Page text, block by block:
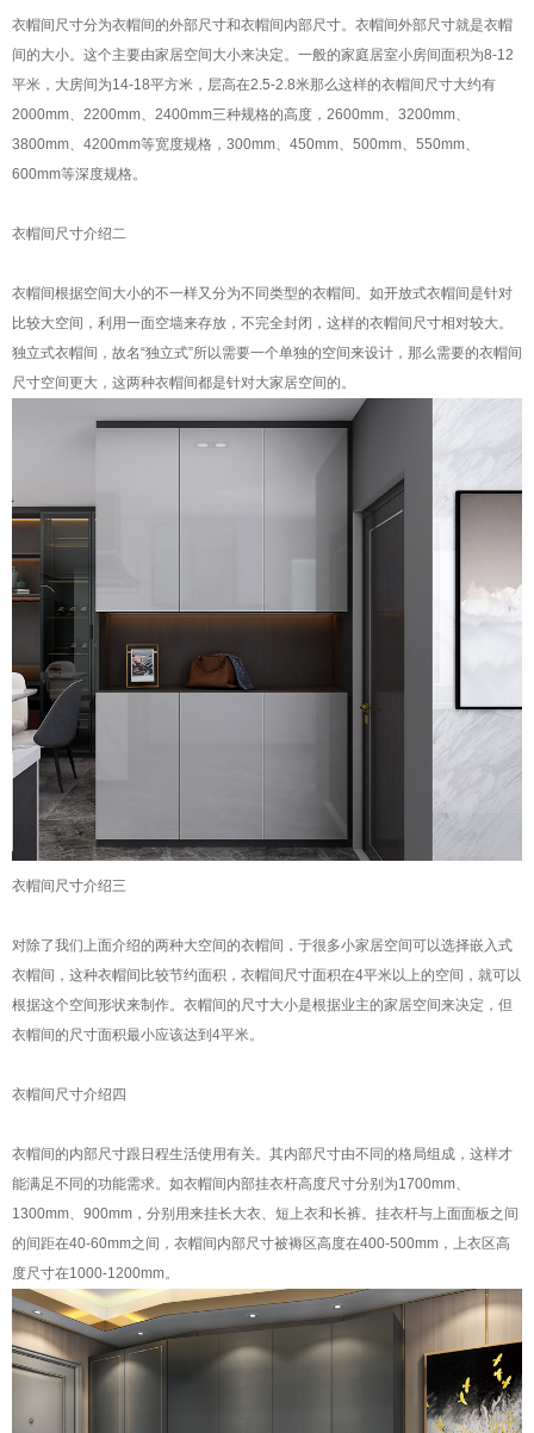
衣帽间尺寸分为衣帽间的外部尺寸和衣帽间内部尺寸。衣帽间外部尺寸就是衣帽
间的大小。这个主要由家居空间大小来决定。一般的家庭居室小房间面积为8-12
平米，大房间为14-18平方米，层高在2.5-2.8米那么这样的衣帽间尺寸大约有
2000mm、2200mm、2400mm三种规格的高度，2600mm、3200mm、
3800mm、4200mm等宽度规格，300mm、450mm、500mm、550mm、
600mm等深度规格。
衣帽间尺寸介绍二
衣帽间根据空间大小的不一样又分为不同类型的衣帽间。如开放式衣帽间是针对
比较大空间，利用一面空墙来存放，不完全封闭，这样的衣帽间尺寸相对较大。
独立式衣帽间，故名“独立式”所以需要一个单独的空间来设计，那么需要的衣帽间
尺寸空间更大，这两种衣帽间都是针对大家居空间的。
衣帽间尺寸介绍三
对除了我们上面介绍的两种大空间的衣帽间，于很多小家居空间可以选择嵌入式
衣帽间，这种衣帽间比较节约面积，衣帽间尺寸面积在4平米以上的空间，就可以
根据这个空间形状来制作。衣帽间的尺寸大小是根据业主的家居空间来决定，但
衣帽间的尺寸面积最小应该达到4平米。
衣帽间尺寸介绍四
衣帽间的内部尺寸跟日程生活使用有关。其内部尺寸由不同的格局组成，这样才
能满足不同的功能需求。如衣帽间内部挂衣杆高度尺寸分别为1700mm、
1300mm、900mm，分别用来挂长大衣、短上衣和长裤。挂衣杆与上面面板之间
的间距在40-60mm之间，衣帽间内部尺寸被褥区高度在400-500mm，上衣区高
度尺寸在1000-1200mm。